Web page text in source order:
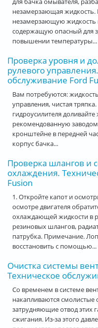
незамерзающая
незамерзающую жидкость
содержащую опасный для
повышении температуры...
Проверка уровня и
рулевого
обслуживание Ford
Вам потребуются:
управления, чистая
гидроусилителя
рекомендованную
кронштейне в передней
корпус бачка...
Проверка шлангов и
охлаждения.
Fusion
1. Откройте капот и
осмотре двигателя
охлаждающей жидкости в
резиновых шлангов,
патрубка. Примечание.
восстановить с помощью...
Очистка системы
Техническое
Со временем в системе
накапливаются смолистые
затрудняющие отвод этих
сжигания. Из-за этого